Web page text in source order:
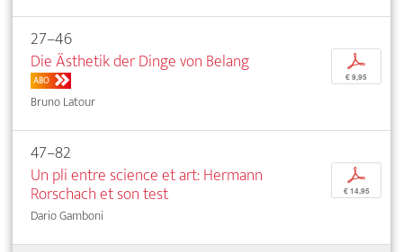
27–46
Die Ästhetik der Dinge von Belang
ABO
Bruno Latour
p
€ 9,95
47–82
Un pli entre science et art: Hermann
Rorschach et son test
Dario Gamboni
p
€ 14,95